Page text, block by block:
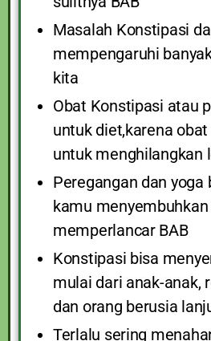
Masalah Konstipasi
mempengaruhi
kita
Obat Konstipasi atau
untuk diet,karena
untuk menghilangkan
Peregangan dan
kamu
memperlancar BAB
Konstipasi bisa
mulai dari anak-anak,
dan orang berusia
Terlalu sering